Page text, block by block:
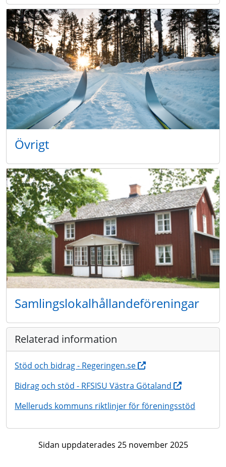
Övrigt
Samlingslokalhållandeföreningar
Relaterad information
Stöd och bidrag - Regeringen.se
Bidrag och stöd - RFSISU Västra Götaland
Melleruds kommuns riktlinjer för föreningsstöd
Sidan uppdaterades 25 november 2025